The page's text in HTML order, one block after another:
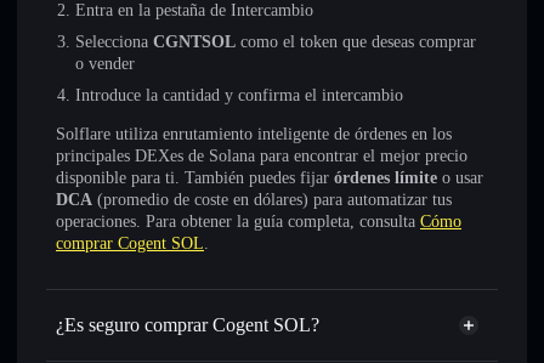
Entra en la pestaña de Intercambio
Selecciona CGNTSOL como el token que deseas comprar
o vender
Introduce la cantidad y confirma el intercambio
Solflare utiliza enrutamiento inteligente de órdenes en los
principales DEXes de Solana para encontrar el mejor precio
disponible para ti. También puedes fijar órdenes límite o usar
DCA (promedio de coste en dólares) para automatizar tus
operaciones. Para obtener la guía completa, consulta Cómo
comprar Cogent SOL.
¿Es seguro comprar Cogent SOL?